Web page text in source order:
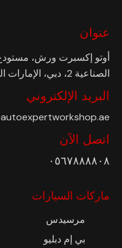
عنوان
الصناعية 2، دبي، الإمارات العربية المتحدة
البريد الإلكتروني
اتصل الآن
٠٥٦٧٨٨٨٨٠٨
ماركات السيارات
مرسيدس
بي إم دبليو